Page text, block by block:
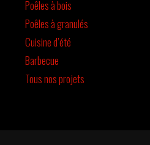
Poêles à bois
Poêles à granulés
Cuisine d’été
Barbecue
Tous nos projets